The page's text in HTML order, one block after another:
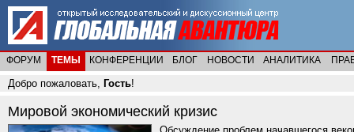
ФОРУМ ТЕМЫ КОНФЕРЕНЦИИ БЛОГ НОВОСТИ АНАЛИТИКА
Добро пожаловать, Гость!
Мировой экономический кризис